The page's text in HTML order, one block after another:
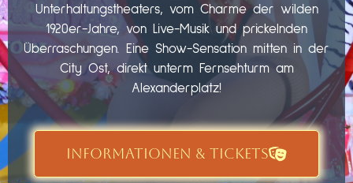
Unterhaltungstheaters, vom Charme der wilden
1920er-Jahre, von Live-Musik und prickelnden
Überraschungen. Eine Show-Sensation mitten in der
City Ost, direkt unterm Fernsehturm am
Alexanderplatz!
INFORMATIONEN & TICKETS